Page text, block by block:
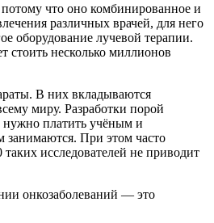
что оно комбинированное и
различных врачей, для него
оборудование лучевой терапии.
стоить несколько миллионов
В них вкладываются
миру. Разработки порой
нужно платить учёным и
занимаются. При этом часто
таких исследователей не приводит
онкозаболеваний — это